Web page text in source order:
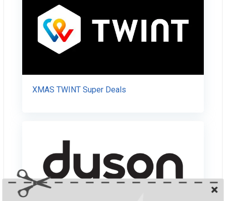
XMAS TWINT Super Deals